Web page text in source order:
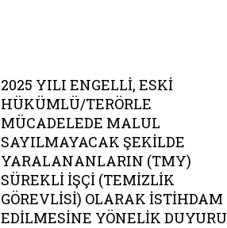
2025 YILI ENGELLI, ESKI
HÜKÜMLÜ/TERÖRLE
MÜCADELEDE MALUL
SAYILMAYACAK ŞEKILDE
YARALANANLARIN (TMY)
SÜREKLI İŞÇI (TEMIZLIK
GÖREVLISI) OLARAK İSTIHDAM
EDILMESINE YÖNELIK DUYURU